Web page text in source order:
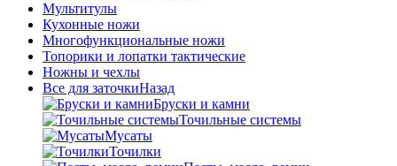
Мультитулы
Кухонные ножи
Многофункциональные ножи
Топорики и лопатки тактические
Ножны и чехлы
Все для заточкиНазад
Бруски и камни
Точильные системы
Мусаты
Точилки